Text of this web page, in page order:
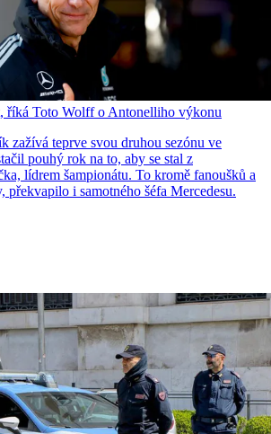
říká Toto Wolff o Antonelliho výkonu
zažívá teprve svou druhou sezónu ve
pouhý rok na to, aby se stal z
lídrem šampionátu. To kromě fanoušků a
překvapilo i samotného šéfa Mercedesu.